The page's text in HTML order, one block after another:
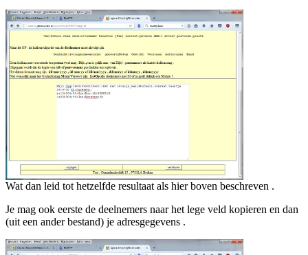
Wat dan leid tot hetzelfde resultaat als hier boven beschreven .
Je mag ook eerste de deelnemers naar het lege veld kopieren en dan
(uit een ander bestand) je adresgegevens .